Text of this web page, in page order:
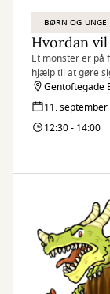
BØRN OG UNGE
Hvordan
Et monster er
hjælp til at gøre
Gentoftegade
11.
12:30 - 14:00